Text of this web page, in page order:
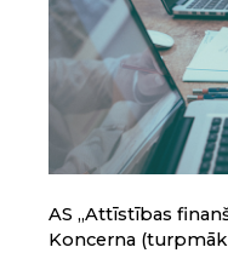
AS „Attīstības
Koncerna